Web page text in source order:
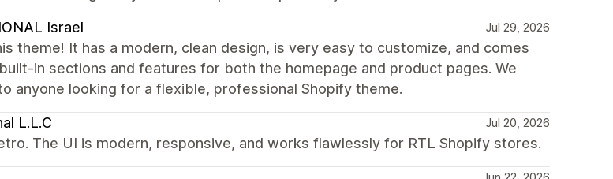
Israel Jul 29, 2026
theme! It has a modern, clean design, is very easy to customize, and comes
in sections and features for both the homepage and product pages. We
anyone looking for a flexible, professional Shopify theme.
L.L.C Jul 20, 2026
The UI is modern, responsive, and works flawlessly for RTL Shopify stores.